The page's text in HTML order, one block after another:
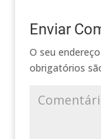
Enviar
O seu
obrigatórios